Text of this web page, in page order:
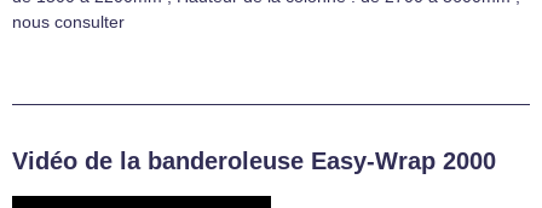
nous consulter
Vidéo de la banderoleuse Easy-Wrap 2000